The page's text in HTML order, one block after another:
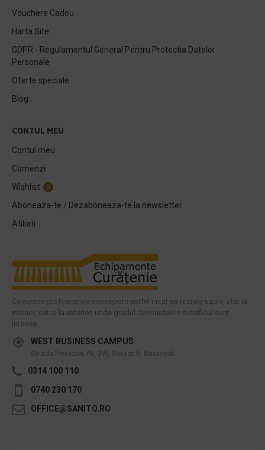
Vouchere Cadou
Harta Site
GDPR - Regulamentul General Pentru Protectia Datelor
Personale
Oferte speciale
Blog
CONTUL MEU
Contul meu
Comenzi
Wishlist
0
Aboneaza-te / Dezaboneaza-te la newsletter
Afiliati
Covorase profesionale concepute astfel incat sa reziste uzurii, atat la
interior, cat si la exterior, unde gradul de murdarire si traficul sunt
intense.
WEST BUSINESS CAMPUS
Strada Preciziei, Nr, 3W, Sector 6, Bucuresti
0314 100 110
0740 230 170
OFFICE@SANITO.RO